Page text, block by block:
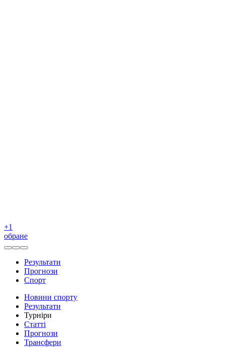
+1
обране
Результати
Прогнози
Спорт
Новини спорту
Результати
Турніри
Статті
Прогнози
Трансфери